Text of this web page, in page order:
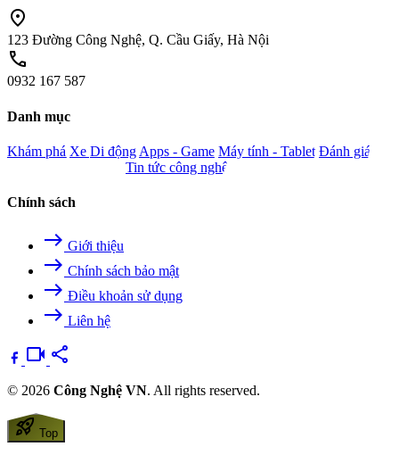
location_on
123 Đường Công Nghệ, Q. Cầu Giấy, Hà Nội
call
0932 167 587
Danh mục
Khám phá Xe Di động Apps - Game Máy tính - Tablet Đánh giá
Tin tức công nghệ
Chính sách
east Giới thiệu
east Chính sách bảo mật
east Điều khoản sử dụng
east Liên hệ
videocam share
© 2026 Công Nghệ VN. All rights reserved.
rocket_launch Top